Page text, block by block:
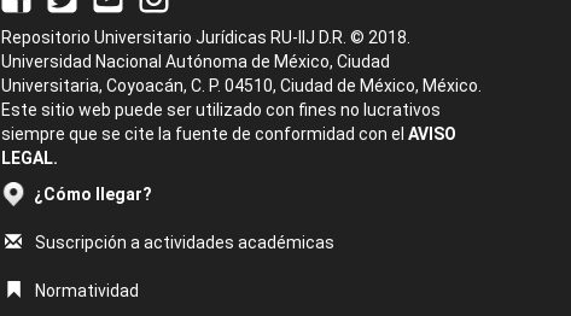
Repositorio Universitario Jurídicas RU-IIJ D.R. © 2018.
Universidad Nacional Autónoma de México, Ciudad
Universitaria, Coyoacán, C. P. 04510, Ciudad de México, México.
Este sitio web puede ser utilizado con fines no lucrativos
siempre que se cite la fuente de conformidad con el AVISO
LEGAL.
¿Cómo llegar?
Suscripción a actividades académicas
Normatividad